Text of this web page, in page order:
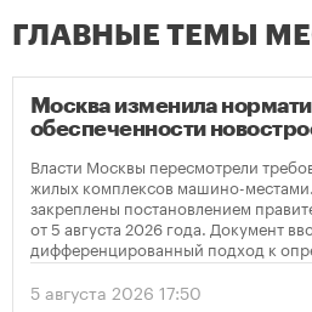
ГЛАВНЫЕ ТЕМЫ
Москва изменила
обеспеченности
Власти Москвы пересмотрели
жилых комплексов машино-
закреплены постановлением
от 5 августа 2026 года. Документ
дифференцированный подход к
количества парковок в
устанавливает переходный период
5 августа 2026 17:50